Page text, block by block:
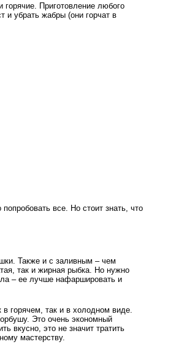
Приготовление любого
и убрать жабры (они горчат в
все. Но стоит знать, что
Также и с заливным – чем
так и жирная рыбка. Но нужно
– ее лучше нафаршировать и
горячем, так и в холодном виде.
Это очень экономный
вкусно, это не значит тратить
мастерству.